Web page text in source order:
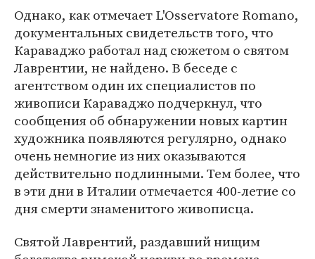
Однако, как отмечает L'Osservatore Romano,
документальных свидетельств того, что
Караваджо работал над сюжетом о святом
Лаврентии, не найдено. В беседе с
агентством один их специалистов по
живописи Караваджо подчеркнул, что
сообщения об обнаружении новых картин
художника появляются регулярно, однако
очень немногие из них оказываются
действительно подлинными. Тем более, что
в эти дни в Италии отмечается 400-летие со
дня смерти знаменитого живописца.
Святой Лаврентий, раздавший нищим